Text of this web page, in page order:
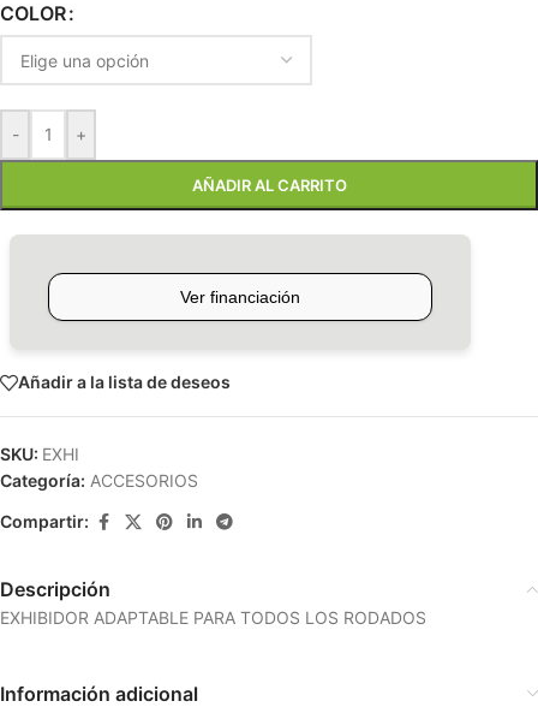
COLOR
- +
AÑADIR AL CARRITO
Añadir a la lista de deseos
SKU: EXHI
Categoría: ACCESORIOS
Compartir:
Descripción
EXHIBIDOR ADAPTABLE PARA TODOS LOS RODADOS
Información adicional